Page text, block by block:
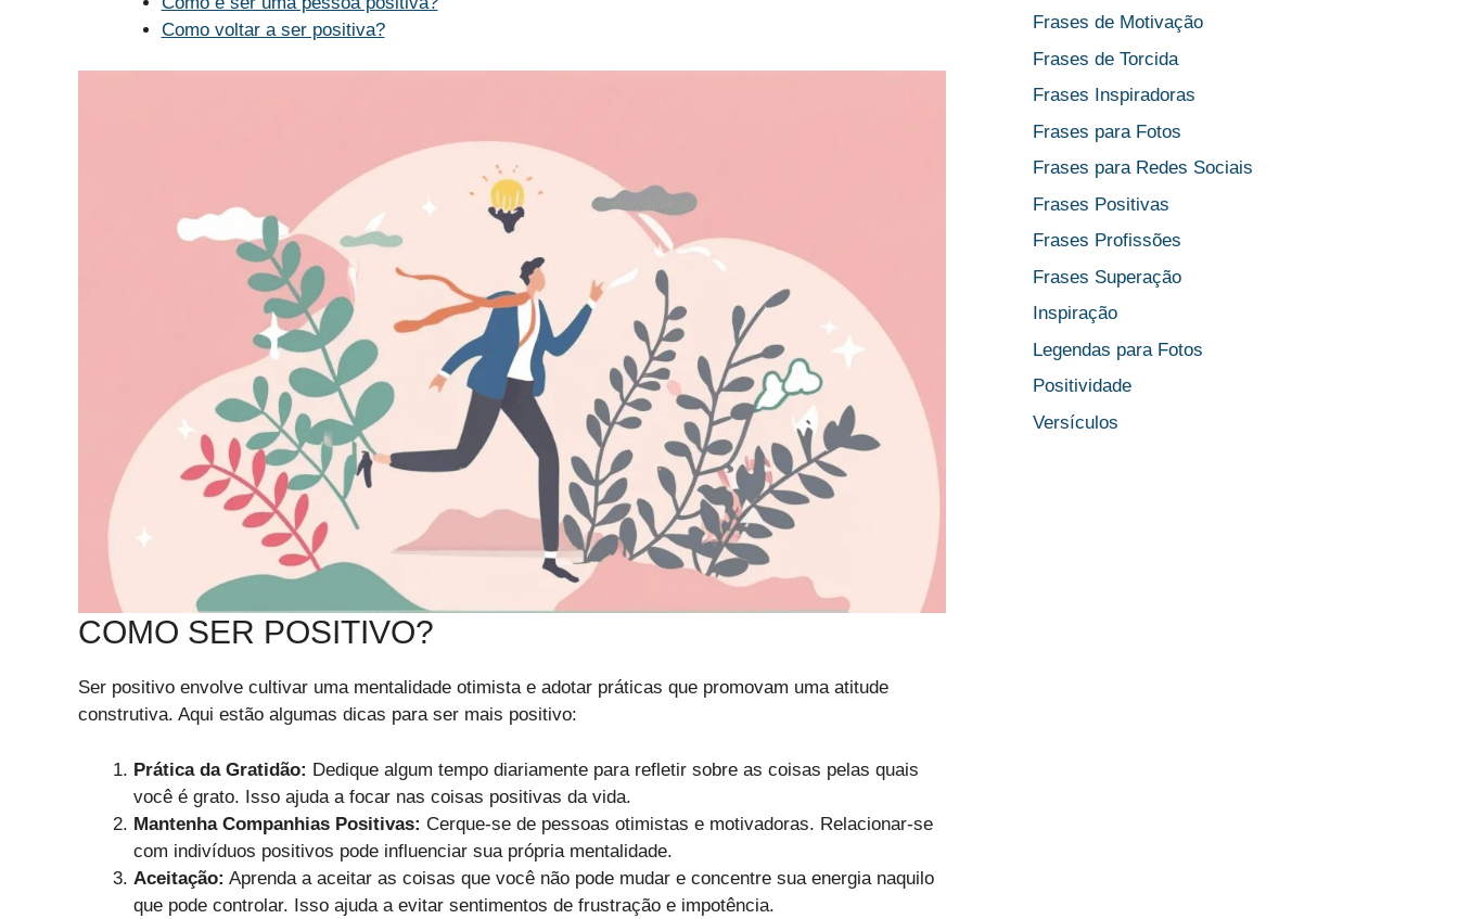
Como voltar a ser positiva?
COMO SER POSITIVO?
Ser positivo envolve cultivar uma mentalidade otimista e adotar práticas que promovam uma atitude
construtiva. Aqui estão algumas dicas para ser mais positivo:
Prática da Gratidão: Dedique algum tempo diariamente para refletir sobre as coisas pelas quais
você é grato. Isso ajuda a focar nas coisas positivas da vida.
Mantenha Companhias Positivas: Cerque-se de pessoas otimistas e motivadoras. Relacionar-se
com indivíduos positivos pode influenciar sua própria mentalidade.
Aceitação: Aprenda a aceitar as coisas que você não pode mudar e concentre sua energia naquilo
que pode controlar. Isso ajuda a evitar sentimentos de frustração e impotência.
Frases de Motivação
Frases de Torcida
Frases Inspiradoras
Frases para Fotos
Frases para Redes Sociais
Frases Positivas
Frases Profissões
Frases Superação
Inspiração
Legendas para Fotos
Positividade
Versículos